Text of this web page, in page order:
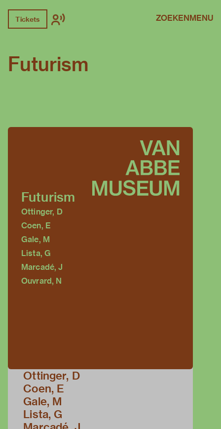
Tickets ZOEKENMENU
Futurism
Futurism
Ottinger, D
Coen, E
Gale, M
Lista, G
Marcadé, J
Ouvrard, N
Ottinger, D
Coen, E
Gale, M
Lista, G